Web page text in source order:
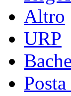
Altro
URP